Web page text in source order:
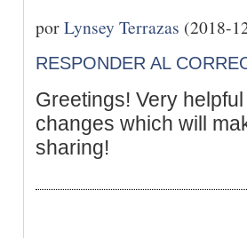
porLynsey Terrazas (2018-
RESPONDER AL
Greetings! Very
changes which will
sharing!